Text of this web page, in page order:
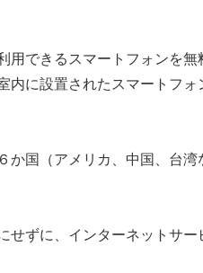
できるスマートフォンを無
に設置されたスマートフォ
か国（アメリカ、中国、台湾
せずに、インターネットサー